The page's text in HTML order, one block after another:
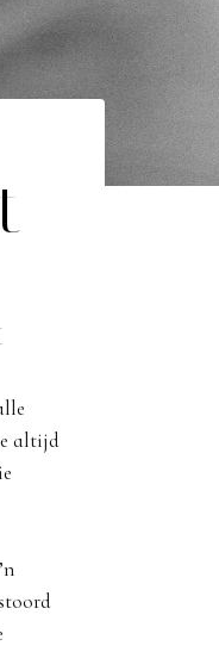
altijd